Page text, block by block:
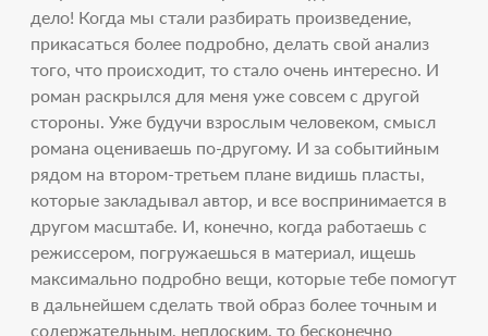
дело! Когда мы стали разбирать произведение,
прикасаться более подробно, делать свой анализ
того, что происходит, то стало очень интересно. И
роман раскрылся для меня уже совсем с другой
стороны. Уже будучи взрослым человеком, смысл
романа оцениваешь по-другому. И за событийным
рядом на втором-третьем плане видишь пласты,
которые закладывал автор, и все воспринимается в
другом масштабе. И, конечно, когда работаешь с
режиссером, погружаешься в материал, ищешь
максимально подробно вещи, которые тебе помогут
в дальнейшем сделать твой образ более точным и
содержательным, неплоским, то бесконечно